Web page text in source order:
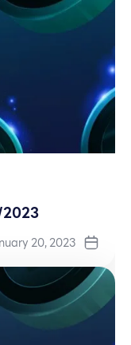
2023
20, 2023